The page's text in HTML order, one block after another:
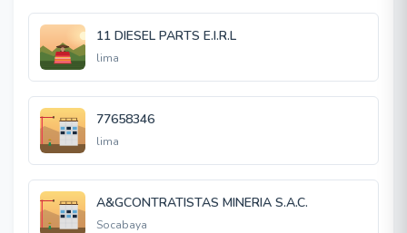
11 DIESEL PARTS E.I.R.L
lima
77658346
lima
A&GCONTRATISTAS MINERIA S.A.C.
Socabaya